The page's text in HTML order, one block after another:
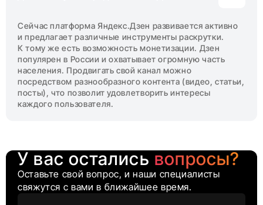
Сейчас платформа Яндекс.Дзен развивается активно
и предлагает различные инструменты раскрутки.
К тому же есть возможность монетизации. Дзен
популярен в России и охватывает огромную часть
населения. Продвигать свой канал можно
посредством разнообразного контента (видео, статьи,
посты), что позволит удовлетворить интересы
каждого пользователя.
У вас остались вопросы?
Оставьте свой вопрос, и наши специалисты
свяжутся с вами в ближайшее время.